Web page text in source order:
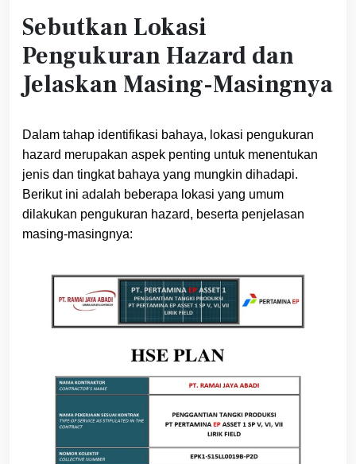
Sebutkan Lokasi
Pengukuran Hazard dan
Jelaskan Masing-Masingnya
Dalam tahap identifikasi bahaya, lokasi pengukuran
hazard merupakan aspek penting untuk menentukan
jenis dan tingkat bahaya yang mungkin dihadapi.
Berikut ini adalah beberapa lokasi yang umum
dilakukan pengukuran hazard, beserta penjelasan
masing-masingnya: